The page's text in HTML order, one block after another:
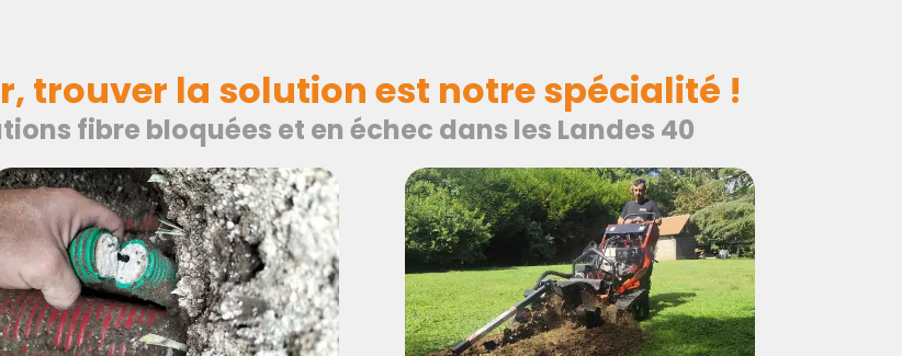
trouver la solution est notre spécialité !
fibre bloquées et en échec dans les Landes 40